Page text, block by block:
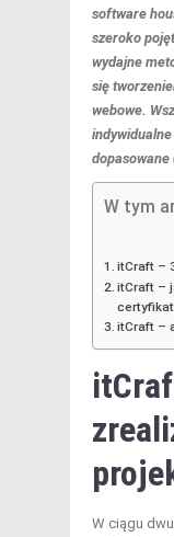
software
szeroko
wydajne
się
webowe.
dopasowane
W tym
itCraft –
itCraft –
itCraft –
W ciągu